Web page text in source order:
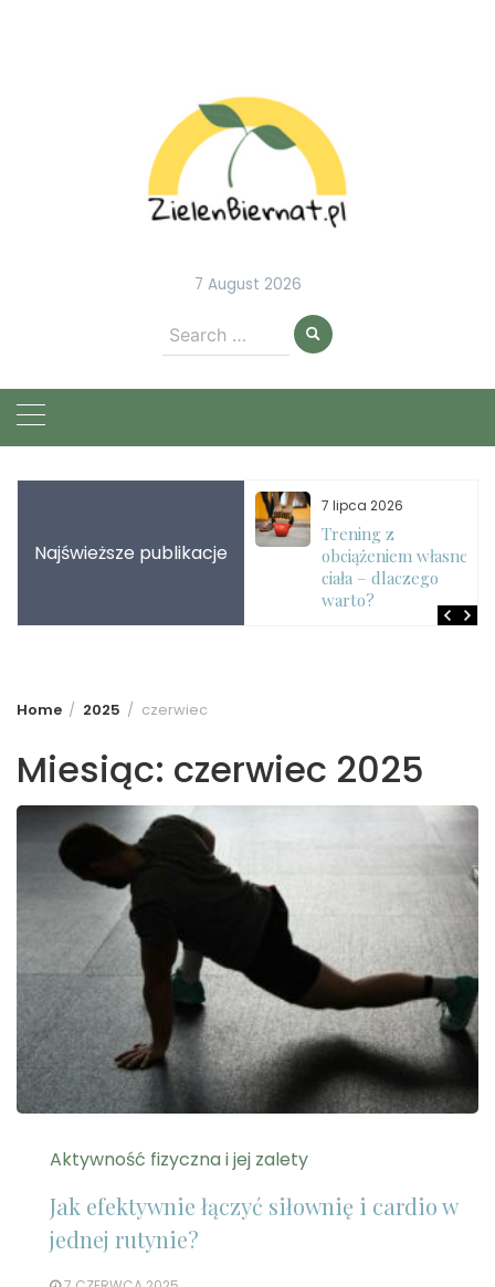
7 August 2026
Search
for:
Najświeższe publikacje
chwytu w treningu
7 lipca 2026
Trening z
obciążeniem własnego
ciała – dlaczego
warto?
Home 2025 czerwiec
Miesiąc: czerwiec 2025
Aktywność fizyczna i jej zalety
Jak efektywnie łączyć siłownię i cardio w
jednej rutynie?